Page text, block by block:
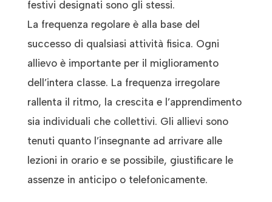
festivi designati sono gli stessi.
La frequenza regolare è alla base del
successo di qualsiasi attività fisica. Ogni
allievo è importante per il miglioramento
dell’intera classe. La frequenza irregolare
rallenta il ritmo, la crescita e l’apprendimento
sia individuali che collettivi. Gli allievi sono
tenuti quanto l’insegnante ad arrivare alle
lezioni in orario e se possibile, giustificare le
assenze in anticipo o telefonicamente.